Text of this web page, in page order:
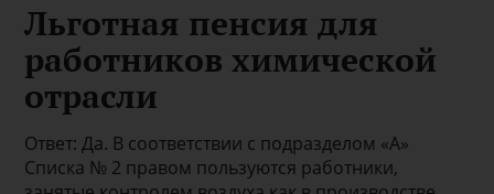
Льготная пенсия для
работников химической
отрасли
Ответ: Да. В соответствии с подразделом «А»
Списка № 2 правом пользуются работники,